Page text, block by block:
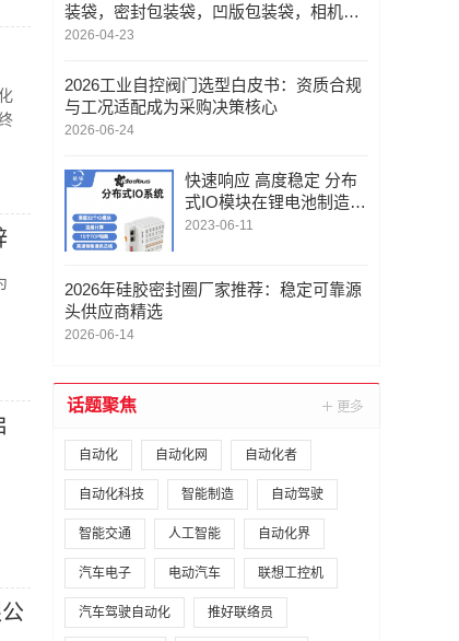
装袋，密封包装袋，凹版包装袋，相机包
装袋重点企业官方联系方式与采购指南
2026-04-23
2026工业自控阀门选型白皮书：资质合规
与工况适配成为采购决策核心
2026-06-24
快速响应 高度稳定 分布
式IO模块在锂电池制造的
优势揭秘 | 支持Modbu
rnet/IP、BACnet/IP等多
2023-06-11
2026年硅胶密封圈厂家推荐：稳定可靠源
头供应商精选
2026-06-14
话题聚焦
自动化 自动化网 自动化者
自动化科技 智能制造 自动驾驶
智能交通 人工智能 自动化界
汽车电子 电动汽车 联想工控机
汽车驾驶自动化 推好联络员